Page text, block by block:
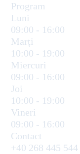
Program
Luni
09:00 - 16:00
Marți
10:00 - 19:00
Miercuri
09:00 - 16:00
Joi
10:00 - 19:00
Vineri
09:00 - 16:00
Contact
+40 268 445 544